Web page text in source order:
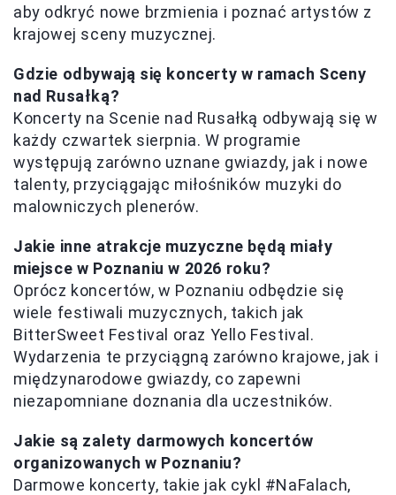
aby odkryć nowe brzmienia i poznać artystów z
krajowej sceny muzycznej.
Gdzie odbywają się koncerty w ramach Sceny
nad Rusałką?
Koncerty na Scenie nad Rusałką odbywają się w
każdy czwartek sierpnia. W programie
występują zarówno uznane gwiazdy, jak i nowe
talenty, przyciągając miłośników muzyki do
malowniczych plenerów.
Jakie inne atrakcje muzyczne będą miały
miejsce w Poznaniu w 2026 roku?
Oprócz koncertów, w Poznaniu odbędzie się
wiele festiwali muzycznych, takich jak
BitterSweet Festival oraz Yello Festival.
Wydarzenia te przyciągną zarówno krajowe, jak i
międzynarodowe gwiazdy, co zapewni
niezapomniane doznania dla uczestników.
Jakie są zalety darmowych koncertów
organizowanych w Poznaniu?
Darmowe koncerty, takie jak cykl #NaFalach,